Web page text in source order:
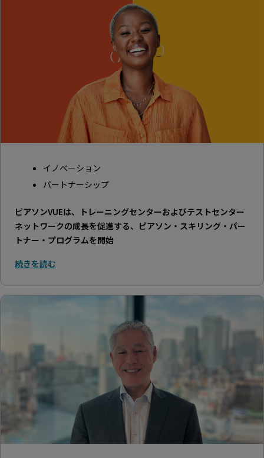
イノベーション
パートナーシップ
ピアソンVUEは、トレーニングセンターおよびテストセンター
ネットワークの成長を促進する、ピアソン・スキリング・パー
トナー・プログラムを開始
続きを読む